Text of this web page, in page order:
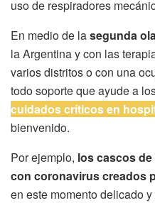
uso de respiradores
En medio de lasegunda
la Argentina y con las
varios distritos o con una
todo soporte que ayude a
cuidados críticos en
bienvenido.
Por ejemplo, los cascos
con coronavirus creados
en este momento delicado